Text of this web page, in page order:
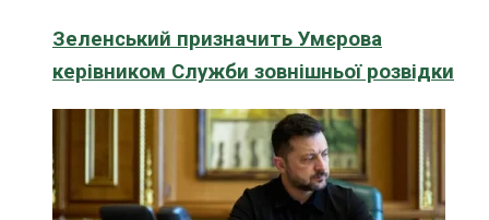
Зеленський призначить Умєрова
керівником Служби зовнішньої розвідки